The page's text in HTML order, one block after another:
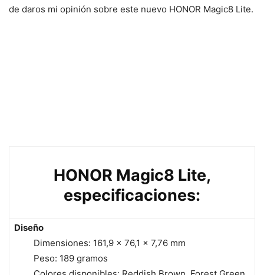
de daros mi opinión sobre este nuevo HONOR Magic8 Lite.
HONOR Magic8 Lite,
especificaciones:
Diseño
Dimensiones: 161,9 × 76,1 × 7,76 mm
Peso: 189 gramos